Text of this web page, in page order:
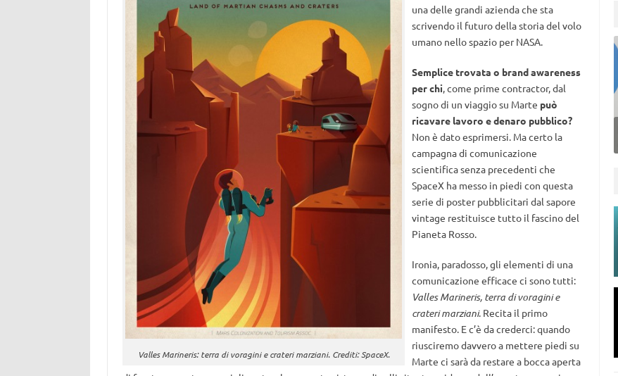
Valles Marineris: terra di voragini e crateri marziani. Crediti: SpaceX.
una delle grandi azienda che sta
scrivendo il futuro della storia del volo
umano nello spazio per NASA.
Semplice trovata o brand awareness
per chi, come prime contractor, dal
sogno di un viaggio su Marte può
ricavare lavoro e denaro pubblico?
Non è dato esprimersi. Ma certo la
campagna di comunicazione
scientifica senza precedenti che
SpaceX ha messo in piedi con questa
serie di poster pubblicitari dal sapore
vintage restituisce tutto il fascino del
Pianeta Rosso.
Ironia, paradosso, gli elementi di una
comunicazione efficace ci sono tutti:
Valles Marineris, terra di voragini e
crateri marziani. Recita il primo
manifesto. E c’è da crederci: quando
riusciremo davvero a mettere piedi su
Marte ci sarà da restare a bocca aperta